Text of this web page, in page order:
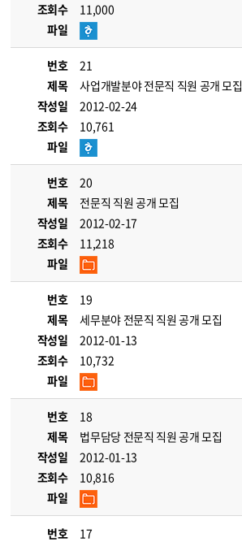
조회수
11,000
파일
번호
21
제목
사업개발분야 전문직 직원 공개 모집
작성일
2012-02-24
조회수
10,761
파일
번호
20
제목
전문직 직원 공개 모집
작성일
2012-02-17
조회수
11,218
파일
번호
19
제목
세무분야 전문직 직원 공개 모집
작성일
2012-01-13
조회수
10,732
파일
번호
18
제목
법무담당 전문직 직원 공개 모집
작성일
2012-01-13
조회수
10,816
파일
번호
17